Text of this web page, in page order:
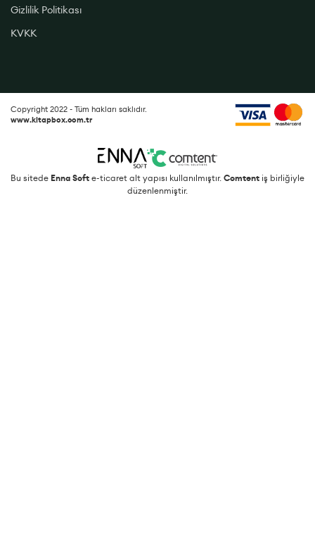
Gizlilik Politikası
KVKK
Copyright 2022 - Tüm hakları saklıdır.
www.kitapbox.com.tr
Bu sitede Enna Soft e-ticaret alt yapısı kullanılmıştır. Comtent iş birliğiyle
düzenlenmiştir.